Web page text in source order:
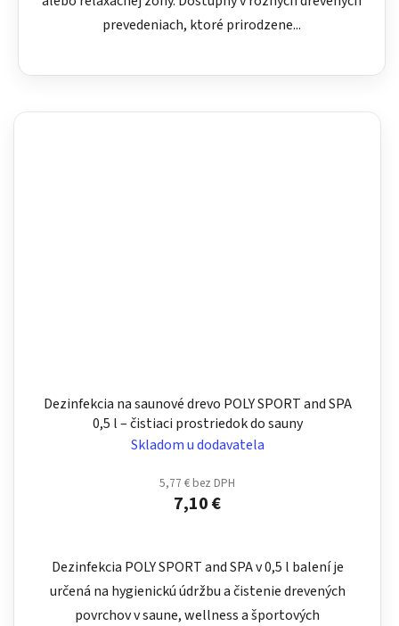
prevedeniach, ktoré prirodzene...
Dezinfekcia na saunové drevo POLY SPORT and SPA
0,5 l – čistiaci prostriedok do sauny
Skladom u dodavatela
5,77 € bez DPH
7,10 €
Dezinfekcia POLY SPORT and SPA v 0,5 l balení je
určená na hygienickú údržbu a čistenie drevených
povrchov v saune, wellness a športových